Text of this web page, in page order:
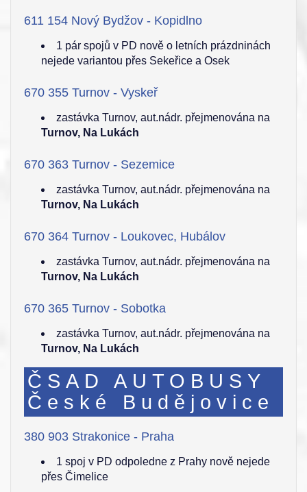
611 154 Nový Bydžov - Kopidlno
1 pár spojů v PD nově o letních prázdninách
nejede variantou přes Sekeřice a Osek
670 355 Turnov - Vyskeř
zastávka Turnov, aut.nádr. přejmenována na
Turnov, Na Lukách
670 363 Turnov - Sezemice
zastávka Turnov, aut.nádr. přejmenována na
Turnov, Na Lukách
670 364 Turnov - Loukovec, Hubálov
zastávka Turnov, aut.nádr. přejmenována na
Turnov, Na Lukách
670 365 Turnov - Sobotka
zastávka Turnov, aut.nádr. přejmenována na
Turnov, Na Lukách
ČSAD AUTOBUSY
České Budějovice
380 903 Strakonice - Praha
1 spoj v PD odpoledne z Prahy nově nejede
přes Čimelice